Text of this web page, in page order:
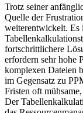
Trotz seiner
Quelle der
weiterentwickelt. Es
fortschrittlichere
erfordern sehr hohe
komplexen Dateien
im Gegensatz zu
Fristen oft
Der